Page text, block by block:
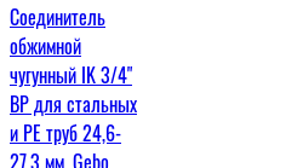
Соединитель
обжимной
чугунный IK 3/4"
ВР для стальных
и PE труб 24,6-
27,3 мм, Gebo